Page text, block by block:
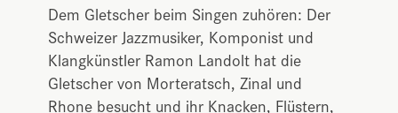
Dem Gletscher beim Singen zuhören: Der
Schweizer Jazzmusiker, Komponist und
Klangkünstler Ramon Landolt hat die
Gletscher von Morteratsch, Zinal und
Rhone besucht und ihr Knacken, Flüstern,